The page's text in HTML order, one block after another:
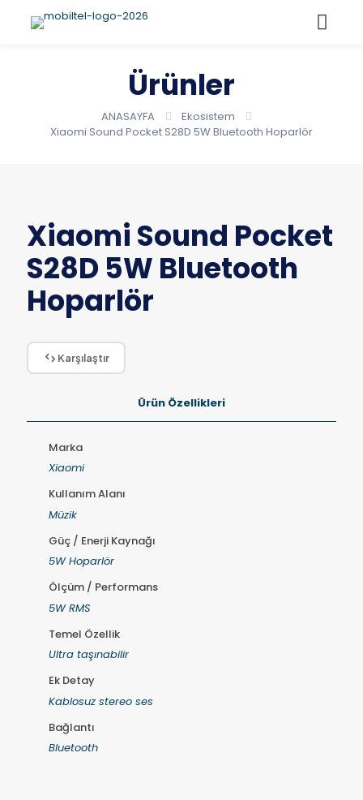
Ürünler
ANASAYFA
Ekosistem
Xiaomi Sound Pocket S28D 5W Bluetooth Hoparlör
Xiaomi Sound Pocket
S28D 5W Bluetooth
Hoparlör
Karşılaştır
Ürün Özellikleri
Marka
Xiaomi
Kullanım Alanı
Müzik
Güç / Enerji Kaynağı
5W Hoparlör
Ölçüm / Performans
5W RMS
Temel Özellik
Ultra taşınabilir
Ek Detay
Kablosuz stereo ses
Bağlantı
Bluetooth